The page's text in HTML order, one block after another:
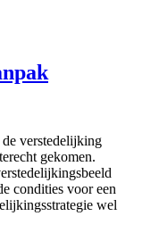
verstedelijking
gekomen.
condities voor een
wel